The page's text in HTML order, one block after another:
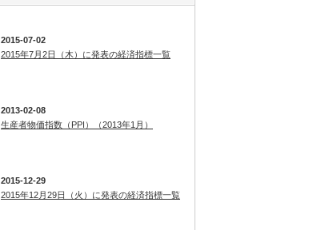
2015-07-02
2015年7月2日（木）に発表の経済指標一覧
2013-02-08
生産者物価指数（PPI）（2013年1月）
2015-12-29
2015年12月29日（火）に発表の経済指標一覧